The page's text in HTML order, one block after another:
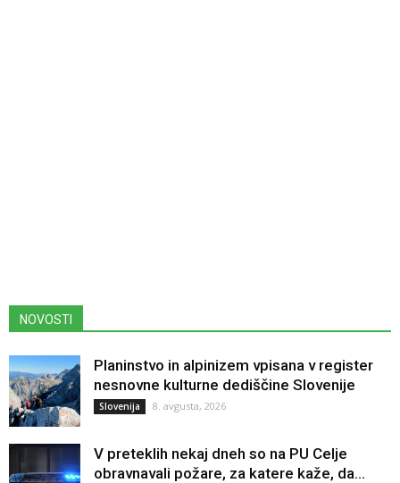
NOVOSTI
Planinstvo in alpinizem vpisana v register
nesnovne kulturne dediščine Slovenije
Slovenija 8. avgusta, 2026
V preteklih nekaj dneh so na PU Celje
obravnavali požare, za katere kaže, da...